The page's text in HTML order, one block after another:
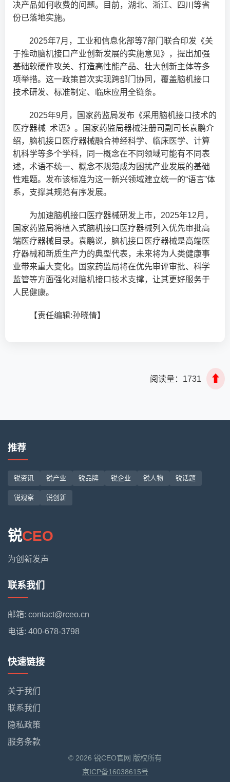
决产品如何收费的问题。目前，湖北、浙江、四川等省
份已落地实施。
2025年7月，工业和信息化部等7部门联合印发《关
于推动脑机接口产业创新发展的实施意见》，提出加强
基础软硬件攻关、打造高性能产品、壮大创新主体等多
项举措。这一政策首次实现跨部门协同，覆盖脑机接口
技术研发、标准制定、临床应用全链条。
2025年9月，国家药监局发布《采用脑机接口技术的
医疗器械 术语》。国家药监局器械注册司副司长袁鹏介
绍，脑机接口医疗器械融合神经科学、临床医学、计算
机科学等多个学科，同一概念在不同领域可能有不同表
述，术语不统一、概念不规范成为困扰产业发展的基础
性难题。发布该标准为这一新兴领域建立统一的“语言”体
系，支撑其规范有序发展。
为加速脑机接口医疗器械研发上市，2025年12月，
国家药监局将植入式脑机接口医疗器械列入优先审批高
端医疗器械目录。袁鹏说，脑机接口医疗器械是高端医
疗器械和新质生产力的典型代表，未来将为人类健康事
业带来重大变化。国家药监局将在优先审评审批、科学
监管等方面强化对脑机接口技术支撑，让其更好服务于
人民健康。
【责任编辑:孙晓倩】
阅读量： 1731 ⬆
推荐
锐资讯 锐产业 锐品牌 锐企业 锐人物 锐话题
锐观察 锐创新
锐CEO
为创新发声
联系我们
邮箱: contact@rceo.cn
电话: 400-678-3798
快速链接
关于我们
联系我们
隐私政策
服务条款
© 2026 锐CEO官网 版权所有
京ICP备16038615号